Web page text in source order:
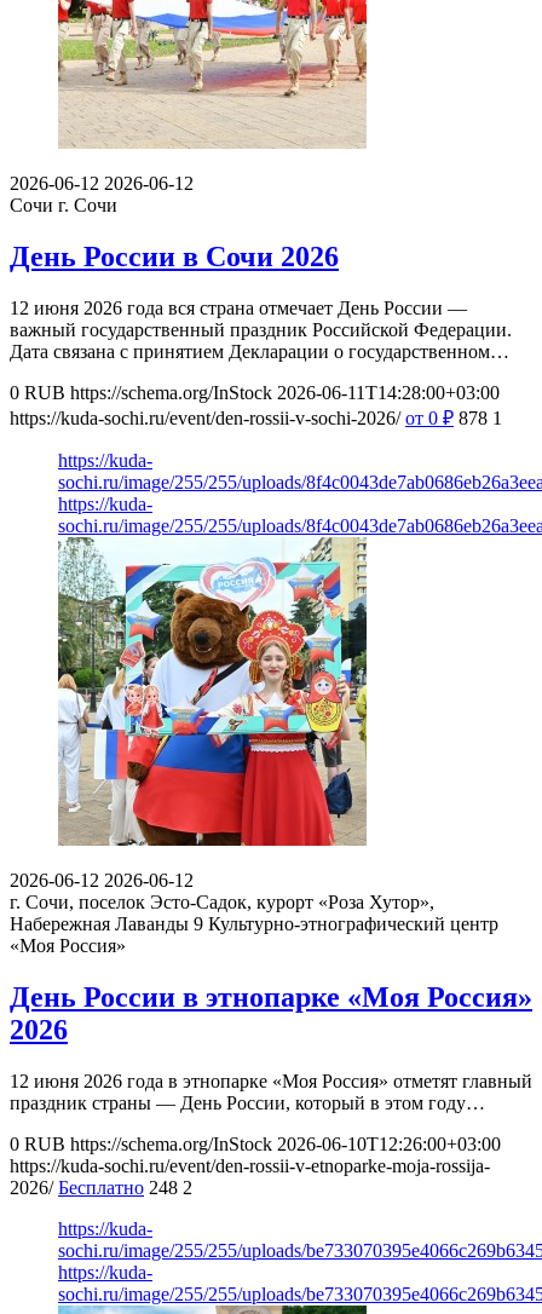
2026-06-12 2026-06-12
Сочи г. Сочи
День России в Сочи 2026
12 июня 2026 года вся страна отмечает День России —
важный государственный праздник Российской Федерации.
Дата связана с принятием Декларации о государственном…
0 RUB https://schema.org/InStock 2026-06-11T14:28:00+03:00
https://kuda-sochi.ru/event/den-rossii-v-sochi-2026/ от 0 ₽ 878 1
https://kuda-
sochi.ru/image/255/255/uploads/
https://kuda-
sochi.ru/image/255/255/uploads/
2026-06-12 2026-06-12
г. Сочи, поселок Эсто-Садок, курорт «Роза Хутор»,
Набережная Лаванды 9 Культурно-этнографический центр
«Моя Россия»
День России в этнопарке «Моя Россия»
2026
12 июня 2026 года в этнопарке «Моя Россия» отметят главный
праздник страны — День России, который в этом году…
0 RUB https://schema.org/InStock 2026-06-10T12:26:00+03:00
https://kuda-sochi.ru/event/den-rossii-v-etnoparke-moja-rossija-
2026/ Бесплатно 248 2
https://kuda-
sochi.ru/image/255/255/uploads/
https://kuda-
sochi.ru/image/255/255/uploads/